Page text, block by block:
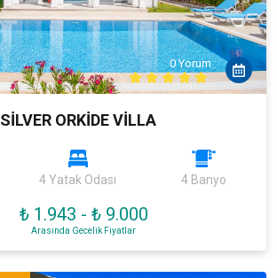
0 Yorum
SİLVER ORKİDE VİLLA
4 Yatak Odası 4 Banyo
₺ 1.943 - ₺ 9.000
Arasında Gecelik Fiyatlar